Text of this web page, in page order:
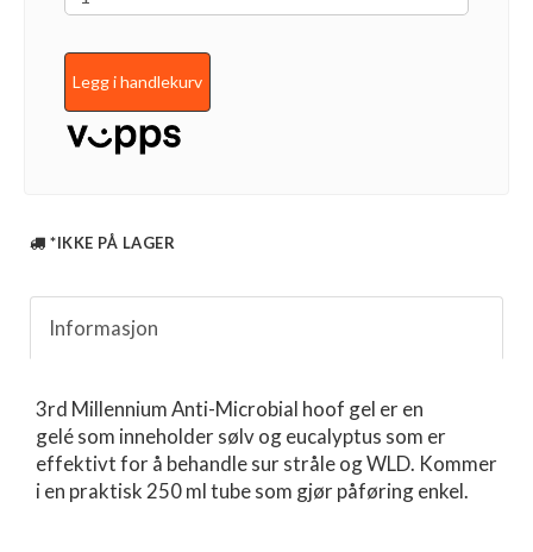
Legg i handlekurv
*IKKE PÅ LAGER
Informasjon
3rd Millennium Anti-Microbial hoof gel er en
gelé som inneholder sølv og eucalyptus som er
effektivt for å behandle sur stråle og WLD. Kommer
i en praktisk 250 ml tube som gjør påføring enkel.